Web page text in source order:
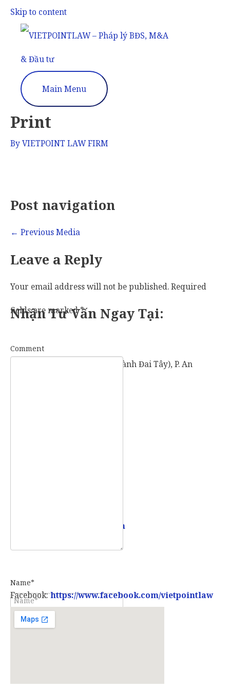
Skip to content
Main Menu
Print
ByVIETPOINT LAW FIRM
Post navigation
← Previous Media
Leave a Reply
Your email address will not be published.Required
fields are marked*
Comment
Name*
Nhận Tư Vấn Ngay Tại:
57 Vành Đai Tây (số cũ: 936 Vành Đai Tây), P. An
info@vietpointlaw.vn
Facebook:https://www.facebook.com/vietpointlaw